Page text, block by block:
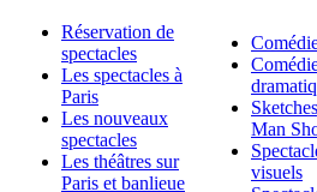
Réservation de
spectacles
Les spectacles à
Paris
Les nouveaux
spectacles
Les théâtres sur
Paris et banlieue
Man
visuels